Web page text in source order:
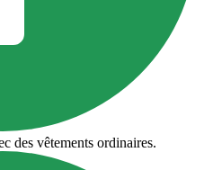
des vêtements ordinaires.